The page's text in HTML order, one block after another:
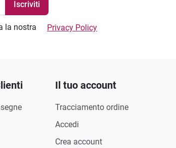
la nostra Privacy Policy
Il tuo account
Tracciamento ordine
Accedi
Crea account